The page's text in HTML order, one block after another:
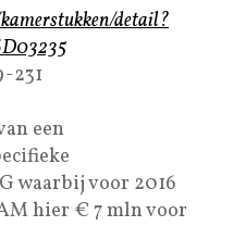
detail?
231
een
waarbij voor 2016
hier € 7 mln voor